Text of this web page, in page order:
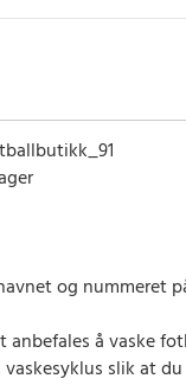
og nummeret
anbefales å vaske
slik at